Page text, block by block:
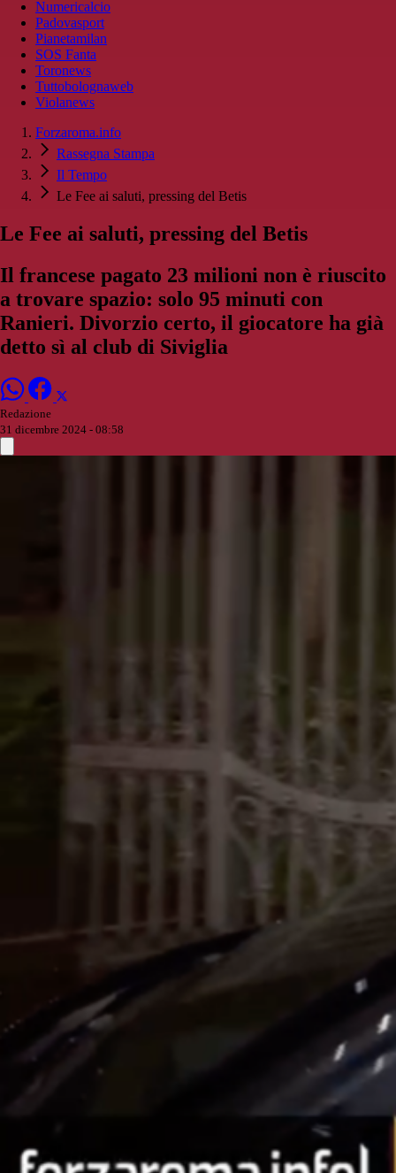
Numericalcio
Padovasport
Pianetamilan
SOS Fanta
Toronews
Tuttobolognaweb
Violanews
Forzaroma.info
Rassegna Stampa
Il Tempo
Le Fee ai saluti, pressing del Betis
Le Fee ai saluti, pressing del Betis
Il francese pagato 23 milioni non è riuscito
a trovare spazio: solo 95 minuti con
Ranieri. Divorzio certo, il giocatore ha già
detto sì al club di Siviglia
Redazione
31 dicembre 2024 - 08:58